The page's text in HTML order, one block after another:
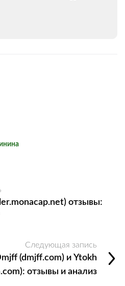
отзывы:
Следующая запись
(dmjff.com) и Ytokh
отзывы и анализ